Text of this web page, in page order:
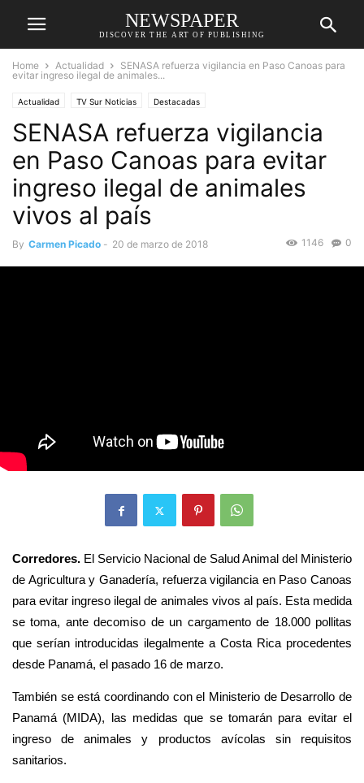
NEWSPAPER
DISCOVER THE ART OF PUBLISHING
Home Actualidad
SENASA refuerza vigilancia en Paso Canoas para
evitar ingreso ilegal de animales...
Actualidad TV Sur Noticias Destacadas
SENASA refuerza vigilancia
en Paso Canoas para evitar
ingreso ilegal de animales
vivos al país
By Carmen Picado - 20 de marzo de 2018 0
1146
Corredores. El Servicio Nacional de Salud Animal del Ministerio
de Agricultura y Ganadería, refuerza vigilancia en Paso Canoas
para evitar ingreso ilegal de animales vivos al país. Esta medida
se toma, ante decomiso de un cargamento de 18.000 pollitas
que serían introducidas ilegalmente a Costa Rica procedentes
desde Panamá, el pasado 16 de marzo.
También se está coordinando con el Ministerio de Desarrollo de
Panamá (MIDA), las medidas que se tomarán para evitar el
ingreso de animales y productos avícolas sin requisitos
sanitarios.